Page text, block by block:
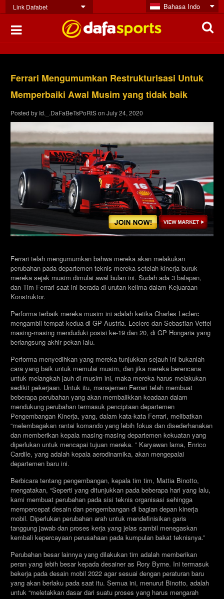
Link Dafabet Bahasa Indo
Ferrari Mengumumkan Restrukturisasi Untuk
Memperbaiki Awal Musim yang tidak baik
Posted by Id._.DaFaBeTsPoRtSon July 24, 2020
Ferrari telah mengumumkan bahwa mereka akan melakukan
perubahan pada departemen teknis mereka setelah kinerja buruk
mereka sejak musim dimulai awal bulan ini. Sudah ada 3 balapan,
dan Tim Ferrari saat ini berada di urutan kelima dalam Kejuaraan
Konstruktor.
Performa terbaik mereka musim ini adalah ketika Charles Leclerc
mengambil tempat kedua di GP Austria. Leclerc dan Sebastian Vettel
masing-masing menduduki posisi ke-19 dan 20, di GP Hongaria yang
berlangsung akhir pekan lalu.
Performa menyedihkan yang mereka tunjukkan sejauh ini bukanlah
cara yang baik untuk memulai musim, dan jika mereka berencana
untuk melangkah jauh di musim ini, maka mereka harus melakukan
sedikit pekerjaan. Untuk itu, manajemen Ferrari telah membuat
beberapa perubahan yang akan membalikkan keadaan dalam
mendukung perubahan termasuk penciptaan departemen
Pengembangan Kinerja, yang, dalam kata-kata Ferrari, melibatkan
“melembagakan rantai komando yang lebih fokus dan disederhanakan
dan memberikan kepala masing-masing departemen kekuatan yang
diperlukan untuk mencapai tujuan mereka. ” Karyawan lama, Enrico
Cardile, yang adalah kepala aerodinamika, akan mengepalai
departemen baru ini.
Berbicara tentang pengembangan, kepala tim tim, Mattia Binotto,
mengatakan, “Seperti yang ditunjukkan pada beberapa hari yang lalu,
kami membuat perubahan pada sisi teknis organisasi sehingga
mempercepat desain dan pengembangan di bagian depan kinerja
mobil. Diperlukan perubahan arah untuk mendefinisikan garis
tanggung jawab dan proses kerja yang jelas sambil menegaskan
kembali kepercayaan perusahaan pada kumpulan bakat teknisnya.”
Perubahan besar lainnya yang dilakukan tim adalah memberikan
peran yang lebih besar kepada desainer as Rory Byrne. Ini termasuk
bekerja pada desain mobil 2022 agar sesuai dengan peraturan baru
yang akan berlaku pada saat itu. Semua ini, menurut Binotto, adalah
untuk “meletakkan dasar dari suatu proses yang harus mengarah